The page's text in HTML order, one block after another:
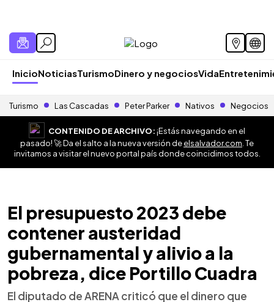
InicioNoticiasTurismoDinero y negociosVida
Turismo Las Cascadas Peter Parker Nativos Negocios
CONTENIDO DE ARCHIVO:¡Estás navegando en el
pasado! 🚀 Da el salto a la nueva versión deelsalvador.com . Te
invitamos a visitar el nuevo portal país donde coincidimos todos.
El presupuesto 2023 debe
contener austeridad
gubernamental y alivio a la
pobreza, dice Portillo Cuadra
El diputado de ARENA criticó que el dinero que